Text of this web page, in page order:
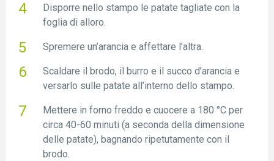
Disporre nello stampo le patate tagliate con la
foglia di alloro.
Spremere un’arancia e affettare l’altra.
Scaldare il brodo, il burro e il succo d’arancia e
versarlo sulle patate all’interno dello stampo.
Mettere in forno freddo e cuocere a 180 °C per
circa 40-60 minuti (a seconda della dimensione
delle patate), bagnando ripetutamente con il
brodo.